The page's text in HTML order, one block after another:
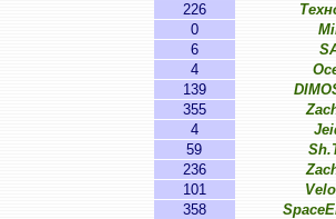
226
0
6
4
139
355
4
59
236
101
358